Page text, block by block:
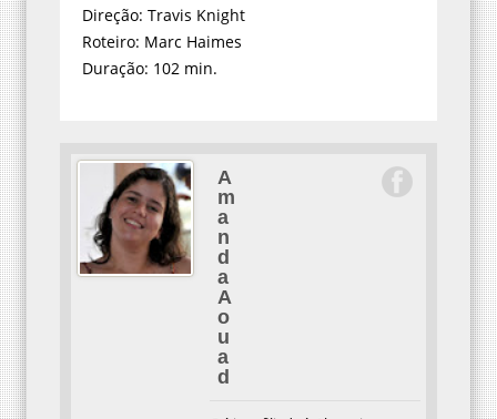
Roteiro: Marc Haimes
Duração: 102 min.
m
a
n
d
a
A
o
u
a
d